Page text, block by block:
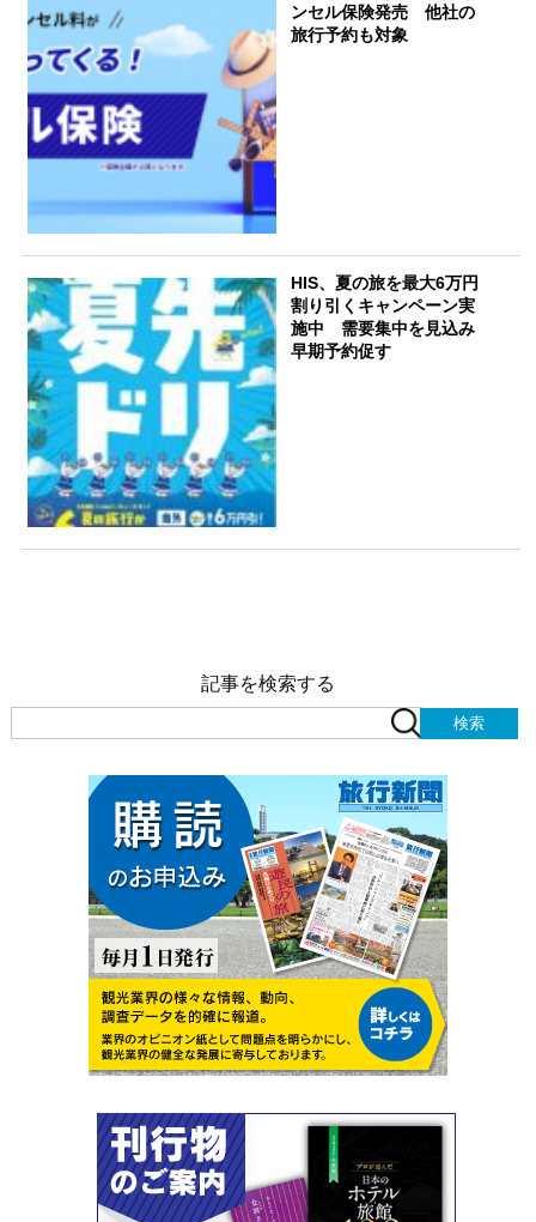
ンセル保険発売 他社の
旅行予約も対象
HIS、夏の旅を最大6万円
割り引くキャンペーン実
施中 需要集中を見込み
早期予約促す
記事を検索する